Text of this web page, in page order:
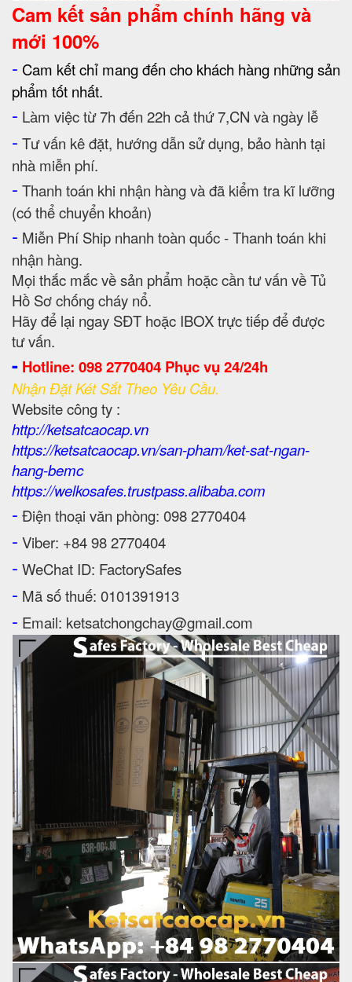
Cam kết sản phẩm chính hãng và
mới 100%
- Cam kết chỉ mang đến cho khách hàng những sản
phẩm tốt nhất.
- Làm việc từ 7h đến 22h cả thứ 7,CN và ngày lễ
- Tư vấn kê đặt, hướng dẫn sử dụng, bảo hành tại
nhà miễn phí.
- Thanh toán khi nhận hàng và đã kiểm tra kĩ lưỡng
(có thể chuyển khoản)
- Miễn Phí Ship nhanh toàn quốc - Thanh toán khi
nhận hàng.
Mọi thắc mắc về sản phẩm hoặc cần tư vấn về Tủ
Hồ Sơ chống cháy nổ.
Hãy để lại ngay SĐT hoặc IBOX trực tiếp để được
tư vấn.
- Hotline: 098 2770404 Phục vụ 24/24h
Nhận Đặt Két Sắt Theo Yêu Cầu.
Website công ty :
http://ketsatcaocap.vn
https://ketsatcaocap.vn/san-pham/ket-sat-ngan-
hang-bemc
https://welkosafes.trustpass.alibaba.com
- Điện thoại văn phòng: 098 2770404
- Viber: +84 98 2770404
- WeChat ID: FactorySafes
- Mã số thuế: 0101391913
- Email: ketsatchongchay@gmail.com